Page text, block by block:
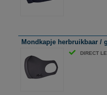
Mondkapje herbruikbaar /
DIRECT